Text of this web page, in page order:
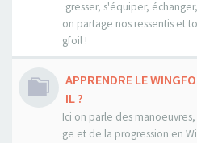
gresser, s'équiper,
on partage nos ressentis et
gfoil !
APPRENDRE LE
IL ?
Ici on parle des
ge et de la progression en